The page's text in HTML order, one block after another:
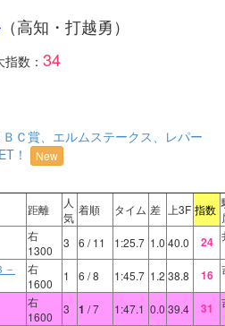
（高知・打越勇）
数： 34
Ｃ賞、エルムステークス、レパー
！
New
距離
人
気
着順 タイム 差 上3F 指数
右
1300
3 6 / 11 1:25.7 1.0 40.0 24
右
1600
1 6 / 8 1:45.7 1.2 38.8 16
右
1600
3 1 / 7 1:47.1 0.0 39.4 31